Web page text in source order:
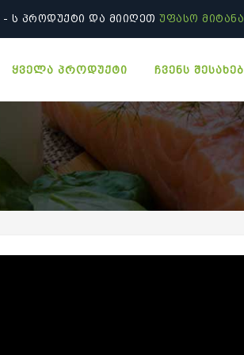
- Ს ᲞᲠᲝᲓᲣᲥᲢᲘ ᲓᲐ ᲛᲘᲘᲦᲔᲗ ᲣᲤᲐᲡᲝ ᲛᲘᲢᲐᲜᲐ
ᲧᲕᲔᲚᲐ ᲞᲠᲝᲓᲣᲥᲢᲘ ᲩᲕᲔᲜᲡ ᲨᲔᲡᲐᲮᲔᲑ